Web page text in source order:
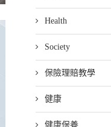
Health
Society
保險理賠教學
健康
健康保養